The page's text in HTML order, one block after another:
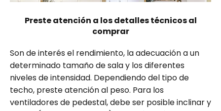
Preste atención a los detalles técnicos al
comprar
Son de interés el rendimiento, la adecuación a un
determinado tamaño de sala y los diferentes
niveles de intensidad. Dependiendo del tipo de
techo, preste atención al peso. Para los
ventiladores de pedestal, debe ser posible inclinar y